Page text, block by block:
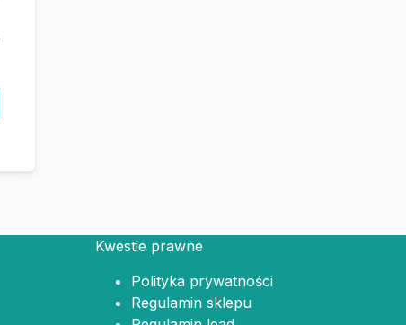
Kwestie prawne
Polityka prywatności
Regulamin sklepu